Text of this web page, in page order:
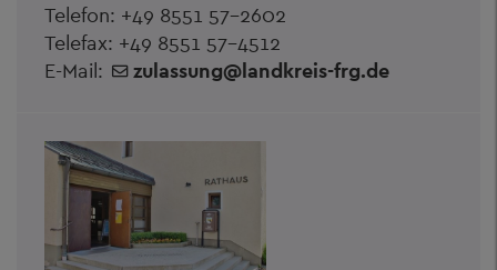
Telefon: +49 8551 57-2602
Telefax: +49 8551 57-4512
E-Mail:
zulassung@landkreis-frg.de